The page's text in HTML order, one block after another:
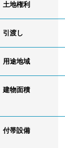
土地権利
引渡し
用途地域
建物面積
付帯設備